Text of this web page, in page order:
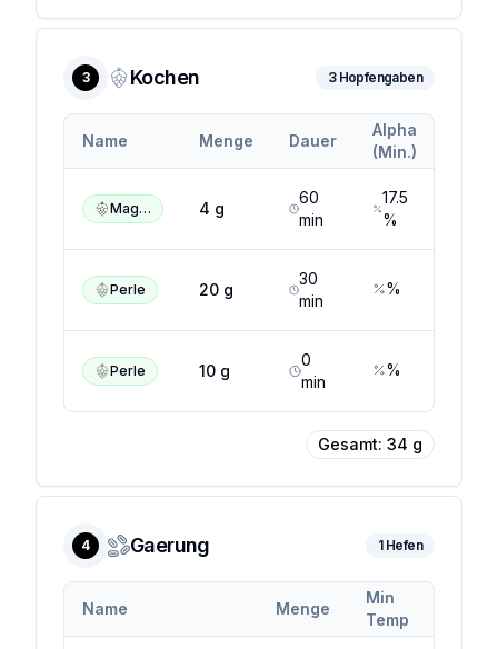
3 Kochen 3Hopfengaben
Name Menge Dauer
Alpha
(Min.)
Magnum 4 g
60
min
17.5
%
Perle 20 g
30
min
%
Perle 10 g
0
min
%
Gesamt: 34 g
4 Gaerung 1Hefen
Name Menge
Min
Temp